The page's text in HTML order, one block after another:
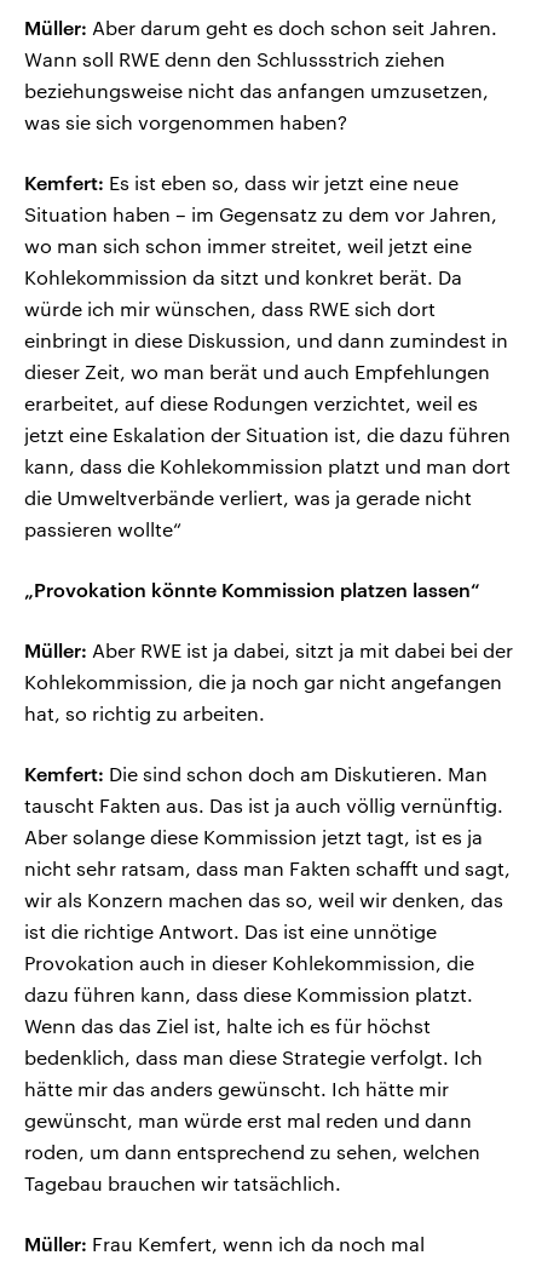
Müller: Aber darum geht es doch schon seit Jahren.
Wann soll RWE denn den Schlussstrich ziehen
beziehungsweise nicht das anfangen umzusetzen,
was sie sich vorgenommen haben?
Kemfert: Es ist eben so, dass wir jetzt eine neue
Situation haben – im Gegensatz zu dem vor Jahren,
wo man sich schon immer streitet, weil jetzt eine
Kohlekommission da sitzt und konkret berät. Da
würde ich mir wünschen, dass RWE sich dort
einbringt in diese Diskussion, und dann zumindest in
dieser Zeit, wo man berät und auch Empfehlungen
erarbeitet, auf diese Rodungen verzichtet, weil es
jetzt eine Eskalation der Situation ist, die dazu führen
kann, dass die Kohlekommission platzt und man dort
die Umweltverbände verliert, was ja gerade nicht
passieren wollte“
„Provokation könnte Kommission platzen lassen“
Müller: Aber RWE ist ja dabei, sitzt ja mit dabei bei der
Kohlekommission, die ja noch gar nicht angefangen
hat, so richtig zu arbeiten.
Kemfert: Die sind schon doch am Diskutieren. Man
tauscht Fakten aus. Das ist ja auch völlig vernünftig.
Aber solange diese Kommission jetzt tagt, ist es ja
nicht sehr ratsam, dass man Fakten schafft und sagt,
wir als Konzern machen das so, weil wir denken, das
ist die richtige Antwort. Das ist eine unnötige
Provokation auch in dieser Kohlekommission, die
dazu führen kann, dass diese Kommission platzt.
Wenn das das Ziel ist, halte ich es für höchst
bedenklich, dass man diese Strategie verfolgt. Ich
hätte mir das anders gewünscht. Ich hätte mir
gewünscht, man würde erst mal reden und dann
roden, um dann entsprechend zu sehen, welchen
Tagebau brauchen wir tatsächlich.
Müller: Frau Kemfert, wenn ich da noch mal